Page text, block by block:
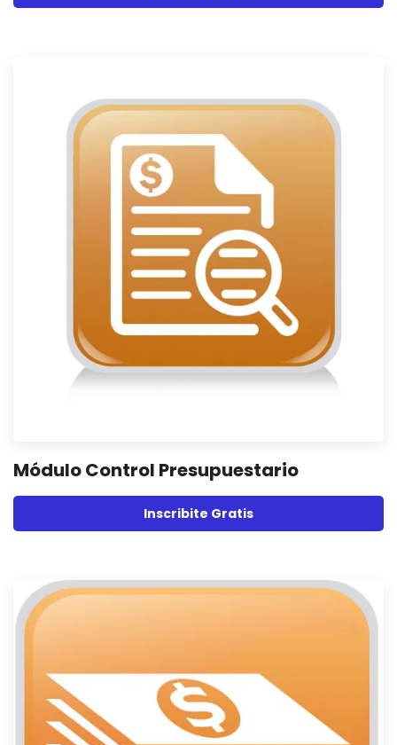
Módulo Control Presupuestario
Inscribite Gratis